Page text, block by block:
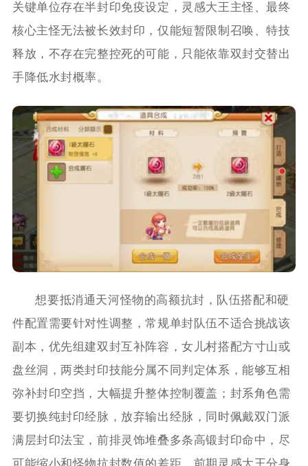
关键单位存在半封印免疫设定，灵感大王主怪、最终
核心主怪无法被长效封印，仅能短暂限制召唤、特技
释放，不存在完整控死的可能，只能依靠双封交替出
手降低水封概率。
想要抵消通天河怪物的高额抗封，队伍搭配和硬
件配置需要针对性调整，常规单封队伍不适合挑战该
副本，优先组建双封互补阵容，女儿村搭配方寸山或
盘丝洞，两类封印技能分属不同判定体系，能够互相
弥补封印空挡，大幅提升整体控制覆盖；封系角色需
要切换纯封印经脉，放弃输出经脉，同时佩戴双门派
满层封印法宝，前排灵饰堆叠多条高锻封印命中，尽